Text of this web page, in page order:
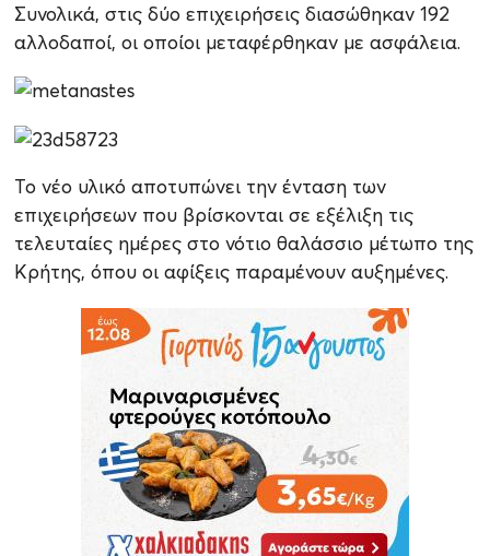
Συνολικά, στις δύο επιχειρήσεις διασώθηκαν 192
αλλοδαποί, οι οποίοι μεταφέρθηκαν με ασφάλεια.
Το νέο υλικό αποτυπώνει την ένταση των
επιχειρήσεων που βρίσκονται σε εξέλιξη τις
τελευταίες ημέρες στο νότιο θαλάσσιο μέτωπο της
Κρήτης, όπου οι αφίξεις παραμένουν αυξημένες.